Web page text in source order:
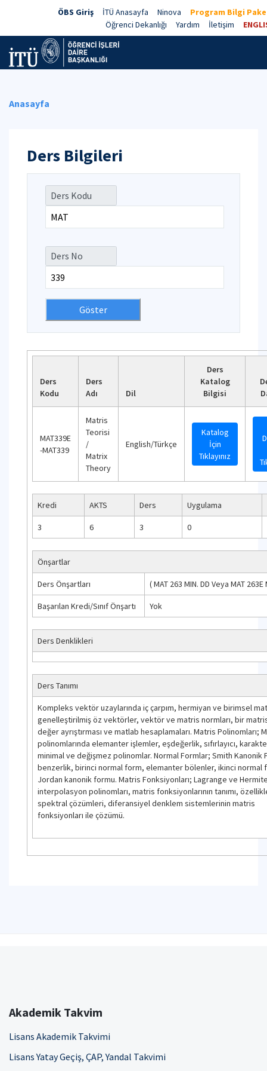
ÖBS Giriş İTÜ Anasayfa Ninova
Program Bilgi
Öğrenci Dekanlığı
Yardım İletişim
Anasayfa
Ders Bilgileri
Ders Kodu
Ders No
Ders
Kodu
Ders
Adı
Dil
Ders
Katalog
Bilgisi
MAT339E
-MAT339
Matris
Teorisi
/
Matrix
Theory
English/Türkçe
Katalog
İçin
Tıklayınız
Kredi AKTS Ders Uygulama
3 6 3 0
Önşartlar
Ders Önşartları (MAT 263 MIN. DD Veya MAT 263E
Başarılan Kredi/Sınıf Önşartı Yok
Ders Denklikleri
Ders Tanımı
Kompleks vektör uzaylarında iç çarpım, hermiyan ve birimsel
genelleştirilmiş öz vektörler, vektör ve matris normları, bir
değer ayrıştırması ve matlab hesaplamaları. Matris Polinomları;
polinomlarında elemanter işlemler, eşdeğerlik, sıfırlayıcı,
minimal ve değişmez polinomlar. Normal Formlar; Smith Kanonik
benzerlik, birinci normal form, elemanter bölenler, ikinci normal
Jordan kanonik formu. Matris Fonksiyonları; Lagrange ve
interpolasyon polinomları, matris fonksiyonlarının tanımı,
spektral çözümleri, diferansiyel denklem sistemlerinin matris
fonksiyonları ile çözümü.
Akademik Takvim
Lisans Akademik Takvimi
Lisans Yatay Geçiş, ÇAP, Yandal Takvimi